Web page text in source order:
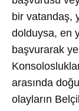
bir vatandaş,
dolduysa, en
başvurarak
arasında
olayların